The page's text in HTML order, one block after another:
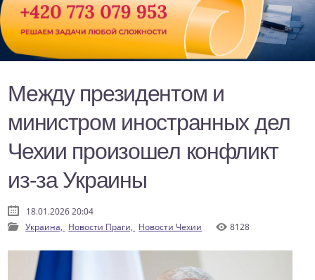
Между президентом и
министром иностранных дел
Чехии произошел конфликт
из-за Украины
18.01.2026 20:04
Украина, Новости Праги, Новости Чехии 8128